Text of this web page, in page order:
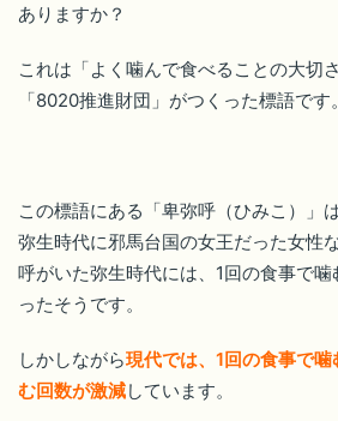
ありますか？
これは「よく噛んで食べることの大切
「8020推進財団」がつくった標語です。
この標語にある「卑弥呼（ひみこ）」
弥生時代に邪馬台国の女王だった女性
呼がいた弥生時代には、1回の食事で
ったそうです。
しかしながら現代では、1回の食事で
む回数が激減しています。